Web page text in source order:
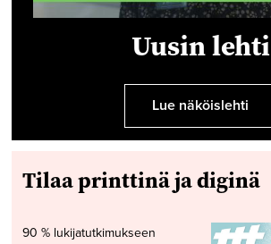
Uusin lehti
Lue näköislehti
Tilaa printtinä ja diginä
90 % lukijatutkimukseen